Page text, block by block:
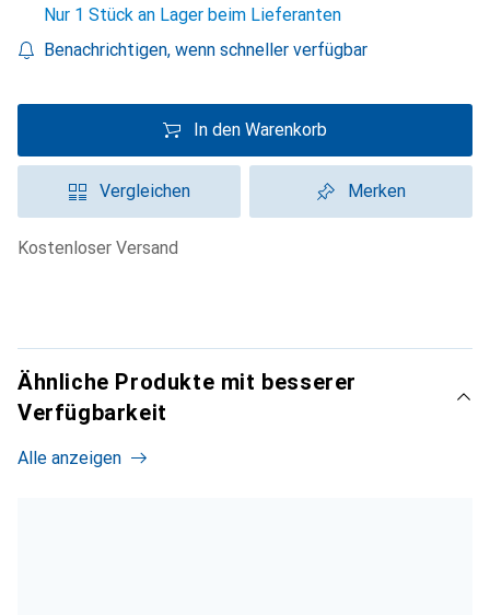
Nur 1 Stück an Lager beim Lieferanten
Benachrichtigen, wenn schneller verfügbar
In den Warenkorb
Vergleichen Merken
kostenloser Versand
Ähnliche Produkte mit besserer
Verfügbarkeit
Alle anzeigen